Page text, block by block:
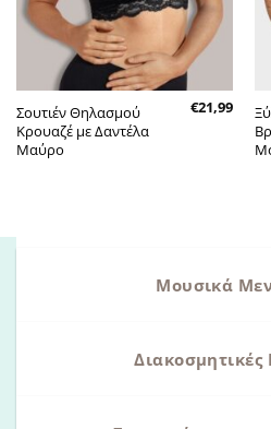
Σουτιέν Θηλασμού
Κρουαζέ με Δαντέλα
Μαύρο
€21,99
Μουσικά
Διακοσμητικές